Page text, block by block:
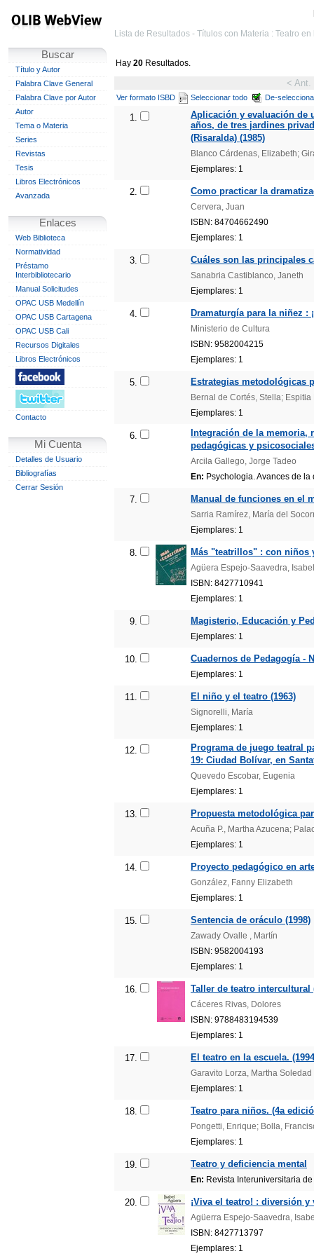
Buscar
Título y Autor
Palabra Clave General
Palabra Clave por Autor
Autor
Tema o Materia
Series
Revistas
Tesis
Libros Electrónicos
Avanzada
Enlaces
Web Biblioteca
Normatividad
Préstamo
Interbibliotecario
Manual Solicitudes
OPAC USB Medellín
OPAC USB Cartagena
OPAC USB Cali
Recursos Digitales
Libros Electrónicos
Contacto
Mi Cuenta
Detalles de Usuario
Bibliografías
Cerrar Sesión
Lista de Resultados - Títulos con Materia : Teatro
Hay 20 Resultados.
< Ant.
Ver formato ISBD Seleccionar todo De-
1.
Aplicación y evaluación de
años, de tres jardines
(Risaralda) (1985)
Blanco Cárdenas, Elizabeth;
Ejemplares: 1
2. Como practicar la
Cervera, Juan
ISBN: 84704662490
Ejemplares: 1
3. Cuáles son las principales
Sanabria Castiblanco, Janeth
Ejemplares: 1
4. Dramaturgía para la niñez :
Ministerio de Cultura
ISBN: 9582004215
Ejemplares: 1
5. Estrategias metodológicas
Bernal de Cortés, Stella;
Ejemplares: 1
6.
Integración de la
pedagógicas y
Arcila Gallego, Jorge Tadeo
En: Psychologia. Avances de
7. Manual de funciones en el
Sarria Ramírez, María del
Ejemplares: 1
8. Más "teatrillos" : con niños
Agüera Espejo-Saavedra, Isabel
ISBN: 8427710941
Ejemplares: 1
9. Magisterio, Educación y
Ejemplares: 1
10. Cuadernos de Pedagogía -
Ejemplares: 1
11. El niño y el teatro (1963)
Signorelli, María
Ejemplares: 1
12.
Programa de juego teatral
19: Ciudad Bolívar, en
Quevedo Escobar, Eugenia
Ejemplares: 1
13. Propuesta metodológica
Acuña P., Martha Azucena;
Ejemplares: 1
14. Proyecto pedagógico en
González, Fanny Elizabeth
Ejemplares: 1
15. Sentencia de oráculo (1998)
Zawady Ovalle , Martín
ISBN: 9582004193
Ejemplares: 1
16. Taller de teatro intercultural
Cáceres Rivas, Dolores
ISBN: 9788483194539
Ejemplares: 1
17. El teatro en la escuela.
Garavito Lorza, Martha Soledad
Ejemplares: 1
18. Teatro para niños. (4a
Pongetti, Enrique; Bolla,
Ejemplares: 1
19. Teatro y deficiencia mental
En: Revista Interuniversitaria
20. ¡Viva el teatro! : diversión y
Agüerra Espejo-Saavedra,
ISBN: 8427713797
Ejemplares: 1